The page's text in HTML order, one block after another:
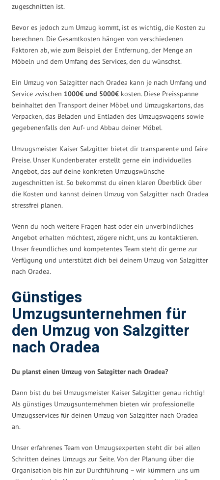
zugeschnitten ist.
Bevor es jedoch zum Umzug kommt, ist es wichtig, die Kosten zu
berechnen. Die Gesamtkosten hängen von verschiedenen
Faktoren ab, wie zum Beispiel der Entfernung, der Menge an
Möbeln und dem Umfang des Services, den du wünschst.
Ein Umzug von Salzgitter nach Oradea kann je nach Umfang und
Service zwischen 1000€ und 5000€ kosten. Diese Preisspanne
beinhaltet den Transport deiner Möbel und Umzugskartons, das
Verpacken, das Beladen und Entladen des Umzugswagens sowie
gegebenenfalls den Auf- und Abbau deiner Möbel.
Umzugsmeister Kaiser Salzgitter bietet dir transparente und faire
Preise. Unser Kundenberater erstellt gerne ein individuelles
Angebot, das auf deine konkreten Umzugswünsche
zugeschnitten ist. So bekommst du einen klaren Überblick über
die Kosten und kannst deinen Umzug von Salzgitter nach Oradea
stressfrei planen.
Wenn du noch weitere Fragen hast oder ein unverbindliches
Angebot erhalten möchtest, zögere nicht, uns zu kontaktieren.
Unser freundliches und kompetentes Team steht dir gerne zur
Verfügung und unterstützt dich bei deinem Umzug von Salzgitter
nach Oradea.
Günstiges
Umzugsunternehmen für
den Umzug von Salzgitter
nach Oradea
Du planst einen Umzug von Salzgitter nach Oradea?
Dann bist du bei Umzugsmeister Kaiser Salzgitter genau richtig!
Als günstiges Umzugsunternehmen bieten wir professionelle
Umzugsservices für deinen Umzug von Salzgitter nach Oradea
an.
Unser erfahrenes Team von Umzugsexperten steht dir bei allen
Schritten deines Umzugs zur Seite. Von der Planung über die
Organisation bis hin zur Durchführung – wir kümmern uns um